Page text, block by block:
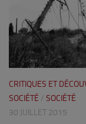
CRITIQUES ET
SOCIÉTÉ / SOCIÉTÉ
30 JUILLET 2015